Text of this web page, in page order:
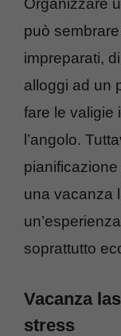
Organizzare
può
impreparati,
alloggi ad un
fare le valigie
l’angolo.
una vacanza
soprattutto
Vacanza
stress